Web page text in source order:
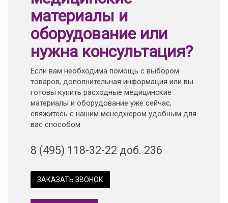
материалы и
оборудование или
нужна консультация?
Если вам необходима помощь с выбором
товаров, дополнительная информация или вы
готовы купить расходные медицинские
материалы и оборудование уже сейчас,
свяжитесь с нашим менеджером удобным для
вас способом
8 (495) 118-32-22 доб. 236
ЗАКАЗАТЬ ЗВОНОК